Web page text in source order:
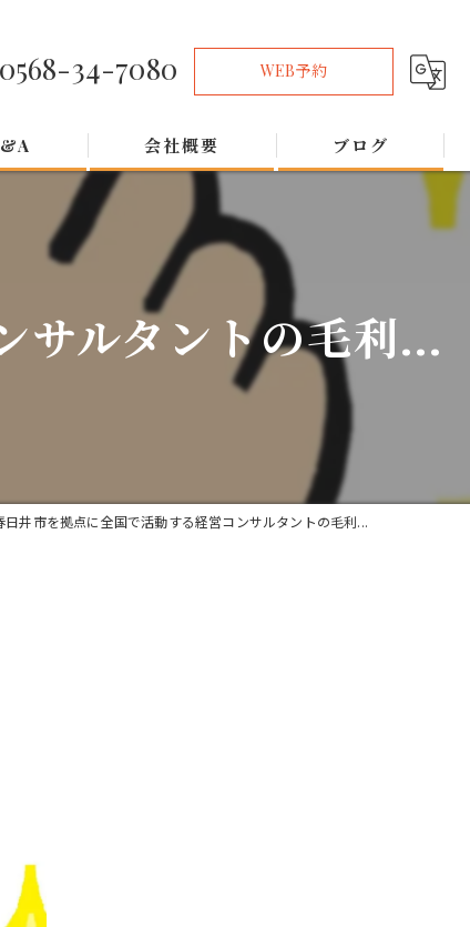
0568-34-7080 WEB予約
会社概要 ブログ
サルタントの毛利...
日井市を拠点に全国で活動する経営コンサルタントの毛利...